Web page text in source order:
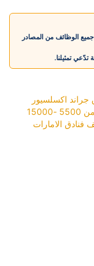
الوظائف من المصادر
تمثيلنا.
اكسلسيور
برواتب تبدأ من 5500 -15000
فنادق الامارات